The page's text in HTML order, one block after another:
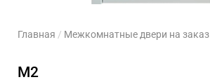
Главная / Межкомнатные двери на заказ
M2